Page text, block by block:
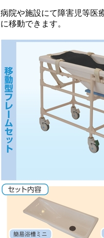
病院や施設にて障害児等医
に移動できます。